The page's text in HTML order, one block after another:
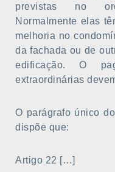
previstas no
Normalmente elas
melhoria no
da fachada ou de
edificação. O
extraordinárias
O parágrafo único
dispõe que:
Artigo 22 […]